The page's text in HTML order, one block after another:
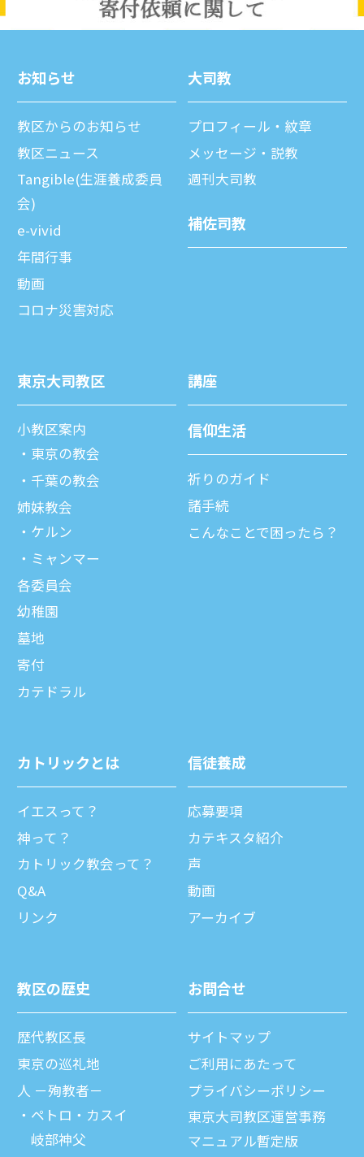
お知らせ
教区からのお知らせ
教区ニュース
Tangible(生涯養成委員
会)
e-vivid
年間⾏事
動画
コロナ災害対応
⼤司教
プロフィール・紋章
メッセージ・説教
週刊⼤司教
補佐司教
東京⼤司教区
⼩教区案内
東京の教会
千葉の教会
姉妹教会
ケルン
ミャンマー
各委員会
幼稚園
墓地
寄付
カテドラル
講座
信仰⽣活
祈りのガイド
諸⼿続
こんなことで困ったら？
カトリックとは
イエスって？
神って？
カトリック教会って？
Q&A
リンク
信徒養成
応募要項
カテキスタ紹介
声
動画
アーカイブ
教区の歴史
歴代教区⻑
東京の巡礼地
⼈ －殉教者－
ペトロ・カスイ
岐部神父
お問合せ
サイトマップ
ご利⽤にあたって
プライバシーポリシー
東京大司教区運営事務
マニュアル暫定版